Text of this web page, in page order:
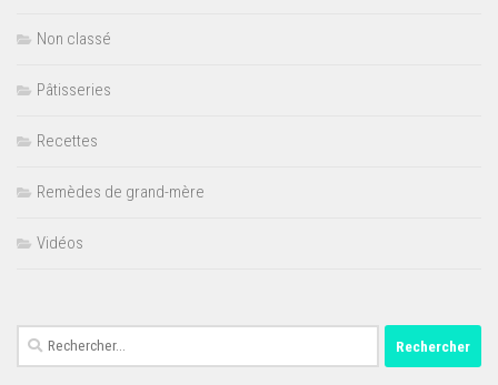
Non classé
Pâtisseries
Recettes
Remèdes de grand-mère
Vidéos
Rechercher :